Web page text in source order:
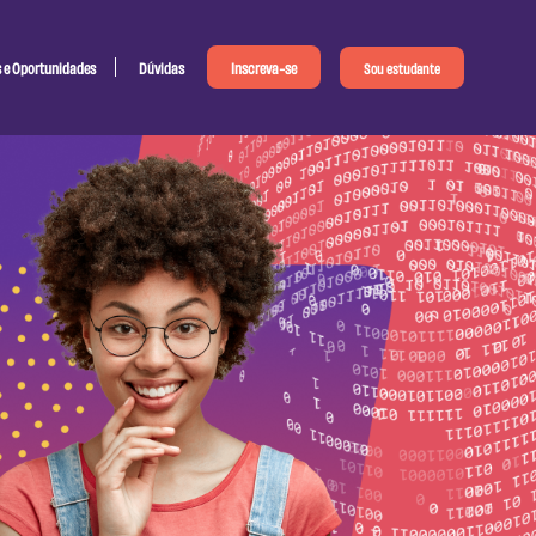
Oportunidades Dúvidas Inscreva-se Sou estudante